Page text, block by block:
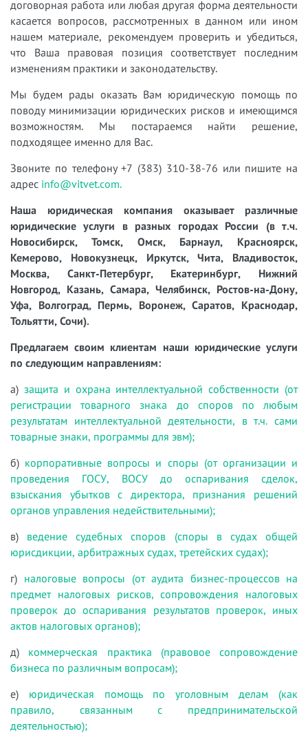
договорная работа или любая другая форма деятельности
касается вопросов, рассмотренных в данном или ином
нашем материале, рекомендуем проверить и убедиться,
что Ваша правовая позиция соответствует последним
изменениям практики и законодательству.
Мы будем рады оказать Вам юридическую помощь по
поводу минимизации юридических рисков и имеющимся
возможностям. Мы постараемся найти решение,
подходящее именно для Вас.
Звоните по телефону +7 (383) 310-38-76 или пишите на
адрес info@vitvet.com.
Наша юридическая компания оказывает различные
юридические услуги в разных городах России (в т.ч.
Новосибирск, Томск, Омск, Барнаул, Красноярск,
Кемерово, Новокузнецк, Иркутск, Чита, Владивосток,
Москва, Санкт-Петербург, Екатеринбург, Нижний
Новгород, Казань, Самара, Челябинск, Ростов-на-Дону,
Уфа, Волгоград, Пермь, Воронеж, Саратов, Краснодар,
Тольятти, Сочи).
Предлагаем своим клиентам наши юридические услуги
по следующим направлениям:
а) защита и охрана интеллектуальной собственности (от
регистрации товарного знака до споров по любым
результатам интеллектуальной деятельности, в т.ч. сами
товарные знаки, программы для эвм);
б) корпоративные вопросы и споры (от организации и
проведения ГОСУ, ВОСУ до оспаривания сделок,
взыскания убытков с директора, признания решений
органов управления недействительными);
в) ведение судебных споров (споры в судах общей
юрисдикции, арбитражных судах, третейских судах);
г) налоговые вопросы (от аудита бизнес-процессов на
предмет налоговых рисков, сопровождения налоговых
проверок до оспаривания результатов проверок, иных
актов налоговых органов);
д) коммерческая практика (правовое сопровождение
бизнеса по различным вопросам);
е) юридическая помощь по уголовным делам (как
правило, связанным с предпринимательской
деятельностью);